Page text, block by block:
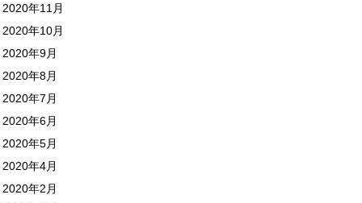
2020年11月
2020年10月
2020年9月
2020年8月
2020年7月
2020年6月
2020年5月
2020年4月
2020年2月